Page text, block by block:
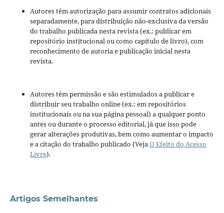
Autores têm autorização para assumir contratos adicionais
separadamente, para distribuição não-exclusiva da versão
do trabalho publicada nesta revista (ex.: publicar em
repositório institucional ou como capítulo de livro), com
reconhecimento de autoria e publicação inicial nesta
revista.
Autores têm permissão e são estimulados a publicar e
distribuir seu trabalho online (ex.: em repositórios
institucionais ou na sua página pessoal) a qualquer ponto
antes ou durante o processo editorial, já que isso pode
gerar alterações produtivas, bem como aumentar o impacto
e a citação do trabalho publicado (VejaO Efeito do Acesso
Livre).
Artigos Semelhantes